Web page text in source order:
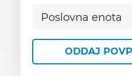
ODDAJ